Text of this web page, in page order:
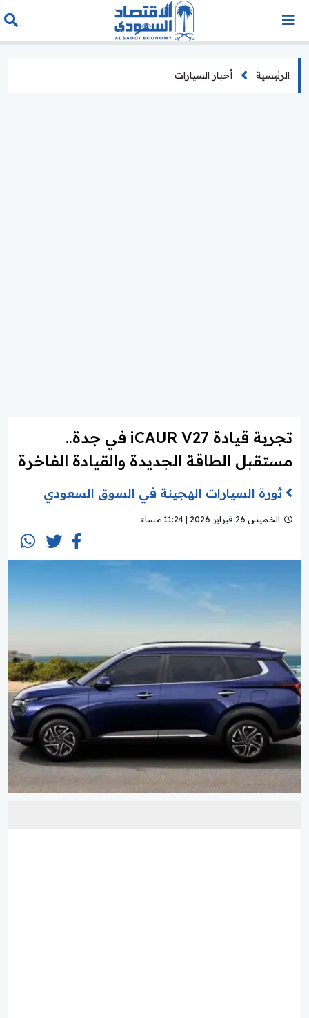
الرئيسية أخبار السيارات
تجربة قيادة iCAUR V27 في جدة..
مستقبل الطاقة الجديدة والقيادة الفاخرة
ثورة السيارات الهجينة في السوق السعودي
الخميس 26 فبراير 2026 | 11:24 مساءً